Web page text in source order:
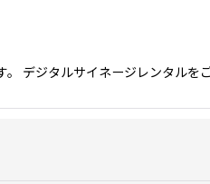
デジタルサイネージレンタル